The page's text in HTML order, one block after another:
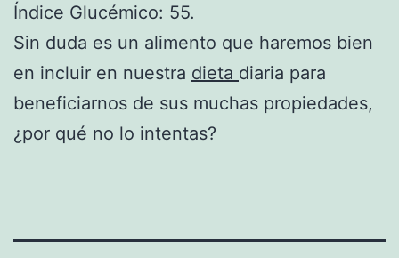
Índice Glucémico: 55.
Sin duda es un alimento que haremos bien
en incluir en nuestra dieta diaria para
beneficiarnos de sus muchas propiedades,
¿por qué no lo intentas?